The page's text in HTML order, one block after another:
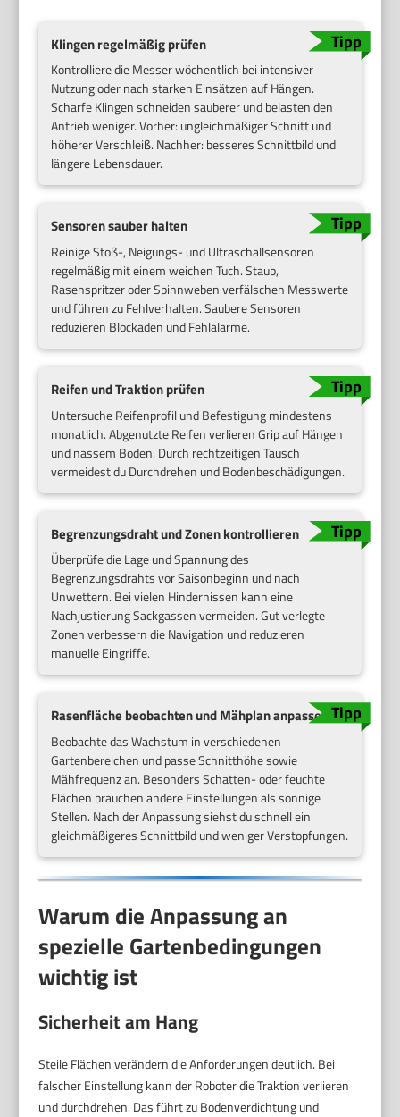
Klingen regelmäßig prüfen
Kontrolliere die Messer wöchentlich bei intensiver
Nutzung oder nach starken Einsätzen auf Hängen.
Scharfe Klingen schneiden sauberer und belasten den
Antrieb weniger. Vorher: ungleichmäßiger Schnitt und
höherer Verschleiß. Nachher: besseres Schnittbild und
längere Lebensdauer.
Sensoren sauber halten
Reinige Stoß-, Neigungs- und Ultraschallsensoren
regelmäßig mit einem weichen Tuch. Staub,
Rasenspritzer oder Spinnweben verfälschen Messwerte
und führen zu Fehlverhalten. Saubere Sensoren
reduzieren Blockaden und Fehlalarme.
Reifen und Traktion prüfen
Untersuche Reifenprofil und Befestigung mindestens
monatlich. Abgenutzte Reifen verlieren Grip auf Hängen
und nassem Boden. Durch rechtzeitigen Tausch
vermeidest du Durchdrehen und Bodenbeschädigungen.
Begrenzungsdraht und Zonen kontrollieren
Überprüfe die Lage und Spannung des
Begrenzungsdrahts vor Saisonbeginn und nach
Unwettern. Bei vielen Hindernissen kann eine
Nachjustierung Sackgassen vermeiden. Gut verlegte
Zonen verbessern die Navigation und reduzieren
manuelle Eingriffe.
Rasenfläche beobachten und Mähplan anpassen
Beobachte das Wachstum in verschiedenen
Gartenbereichen und passe Schnitthöhe sowie
Mähfrequenz an. Besonders Schatten- oder feuchte
Flächen brauchen andere Einstellungen als sonnige
Stellen. Nach der Anpassung siehst du schnell ein
gleichmäßigeres Schnittbild und weniger Verstopfungen.
Warum die Anpassung an
spezielle Gartenbedingungen
wichtig ist
Sicherheit am Hang
Steile Flächen verändern die Anforderungen deutlich. Bei
falscher Einstellung kann der Roboter die Traktion verlieren
und durchdrehen. Das führt zu Bodenverdichtung und